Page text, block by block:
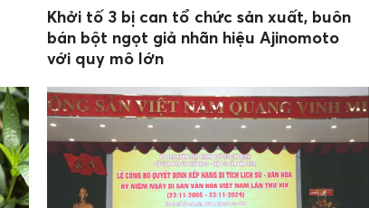
Khởi tố 3 bị can tổ chức sản xuất, buôn
bán bột ngọt giả nhãn hiệu Ajinomoto
với quy mô lớn